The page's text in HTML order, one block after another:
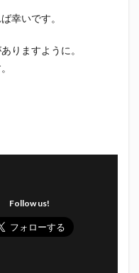
幸いです。
りますように。
Follow us!
静岡の地酒
静岡高校
ントラーズ